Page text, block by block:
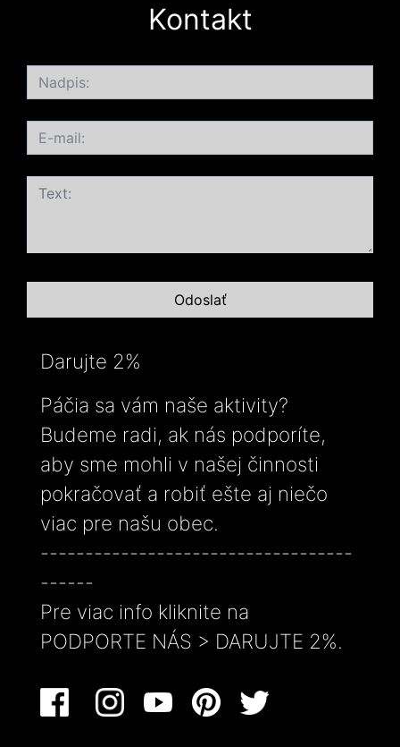
Kontakt
Darujte 2%
Páčia sa vám naše aktivity?
Budeme radi, ak nás podporíte,
aby sme mohli v našej činnosti
pokračovať a robiť ešte aj niečo
viac pre našu obec.
-----------------------------------
------
Pre viac info kliknite na
PODPORTE NÁS > DARUJTE 2%.